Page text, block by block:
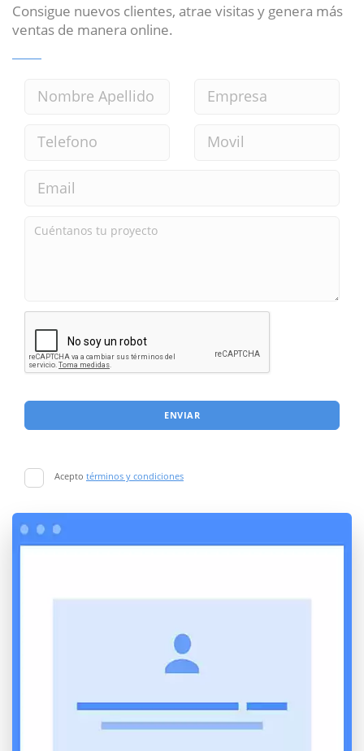
Consigue nuevos clientes, atrae visitas y genera más
ventas de manera online.
ENVIAR
Acepto términos y condiciones